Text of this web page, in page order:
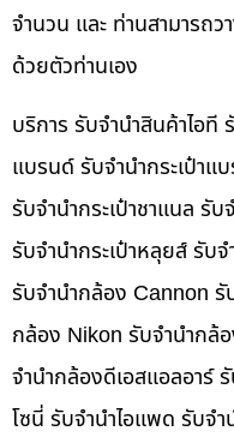
จำนวน และ ท่านสามารถ
ด้วยตัวท่านเอง
บริการ รับจำนำสินค้าไอที
แบรนด์ รับจำนำกระเป๋าแ
รับจำนำกระเป๋าชาแนล รั
รับจำนำกระเป๋าหลุยส์ รับ
รับจำนำกล้อง Cannon
กล้อง Nikon รับจำนำกล้
จำนำกล้องดีเอสแอลอาร์
โซนี่ รับจำนำไอแพด รับจ